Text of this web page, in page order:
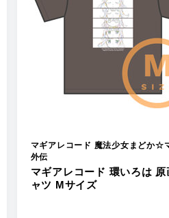
マギアレコード 魔法少女まどか☆
外伝
マギアレコード 環いろは 原
ャツ Mサイズ